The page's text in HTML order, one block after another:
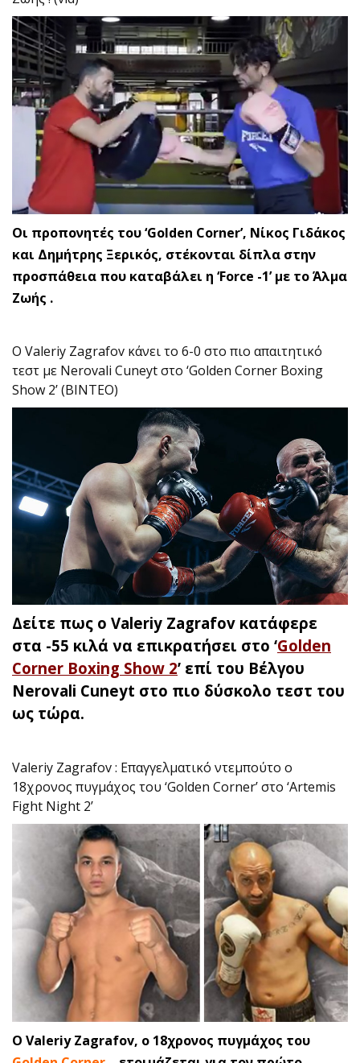
Οι προπονητές του ‘Golden Corner’, Νίκος Γιδάκος
και Δημήτρης Ξερικός, στέκονται δίπλα στην
προσπάθεια που καταβάλει η ‘Force -1’ με το Άλμα
Ζωής .
O Valeriy Zagrafov κάνει το 6-0 στο πιο απαιτητικό
τεστ με Nerovali Cuneyt στο ‘Golden Corner Boxing
Show 2’ (ΒΙΝΤΕΟ)
Δείτε πως o Valeriy Zagrafov κατάφερε
στα -55 κιλά να επικρατήσει στο ‘Golden
Corner Boxing Show 2’ επί του Βέλγου
Nerovali Cuneyt στο πιο δύσκολο τεστ του
ως τώρα.
Valeriy Zagrafov : Eπαγγελματικό ντεμπούτο ο
18χρονος πυγμάχος του ‘Golden Corner’ στο ‘Αrtemis
Fight Night 2’
O Valeriy Zagrafov, o 18χρονος πυγμάχος του